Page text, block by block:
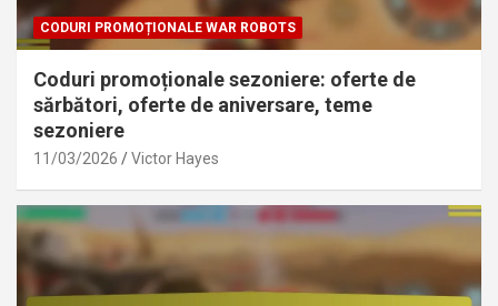
CODURI PROMOȚIONALE WAR ROBOTS
Coduri promoționale sezoniere: oferte de
sărbători, oferte de aniversare, teme
sezoniere
11/03/2026 Victor Hayes